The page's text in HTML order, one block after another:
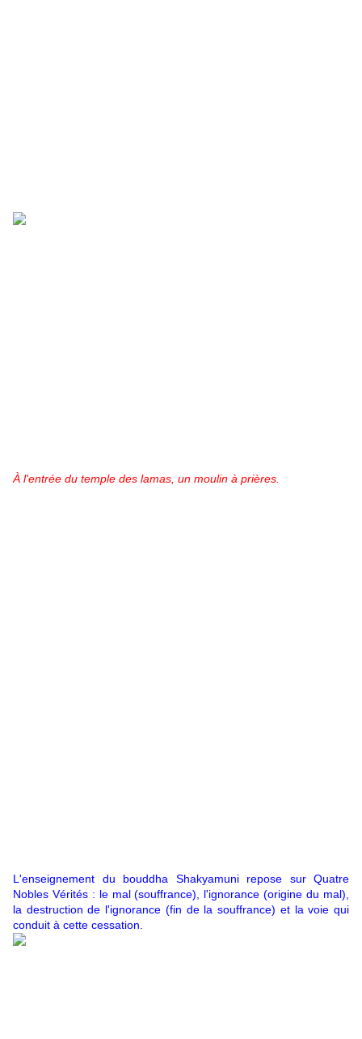
À l'entrée du temple des lamas, un moulin à prières.
L'enseignement du bouddha Shakyamuni repose sur Quatre
Nobles Vérités : le mal (souffrance), l'ignorance (origine du mal),
la destruction de l'ignorance (fin de la souffrance) et la voie qui
conduit à cette cessation.